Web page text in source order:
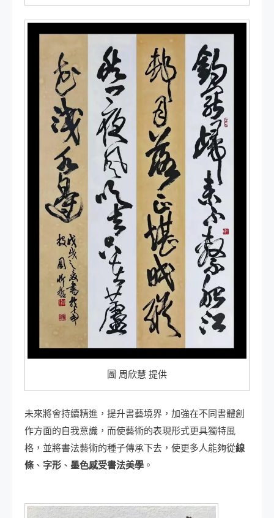
圖 周欣慧 提供
未來將會持續精進，提升書藝境界，加強在不同書體創
作方面的自我意識，而使藝術的表現形式更具獨特風
格，並將書法藝術的種子傳承下去，使更多人能夠從線
條 、 字形 、 墨色感受書法美學 。